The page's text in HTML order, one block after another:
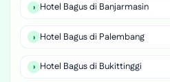
Hotel Bagus di Banjarmasin
Hotel Bagus di Palembang
Hotel Bagus di Bukittinggi